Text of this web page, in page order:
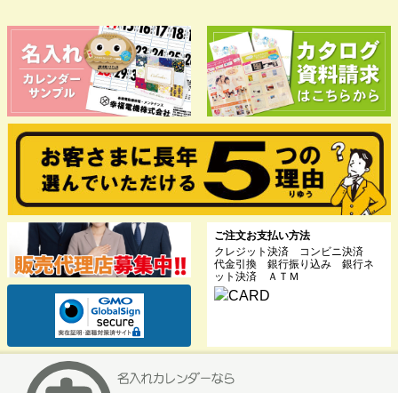
ご注文お支払い方法
クレジット決済 コンビニ決済
代金引換 銀行振り込み 銀行ネ
ット決済 ＡＴＭ